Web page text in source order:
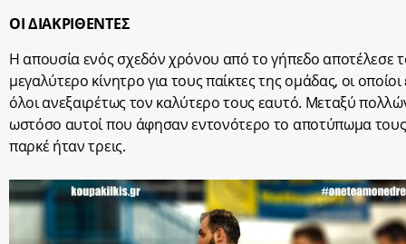
ΟΙ ΔΙΑΚΡΙΘΕΝΤΕΣ
Η απουσία ενός σχεδόν χρόνου από το γήπεδο αποτέλεσε
μεγαλύτερο κίνητρο για τους παίκτες της ομάδας, οι
όλοι ανεξαιρέτως τον καλύτερο τους εαυτό. Μεταξύ
ωστόσο αυτοί που άφησαν εντονότερο το αποτύπωμα
παρκέ ήταν τρεις.